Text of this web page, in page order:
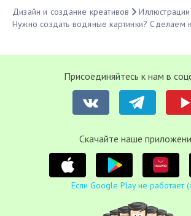
Дизайн и создание креативов
Нужно создать водяные картинки? Сделаем
Присоединяйтесь к нам в
Cкачайте наше
Если Google Play не работает